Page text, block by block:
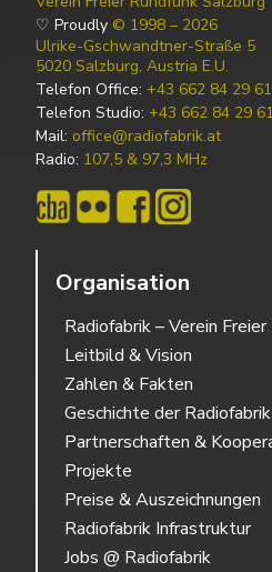
♡ Proudly © 1998 – 2026
Ulrike-Gschwandtner-Straße 5
5020 Salzburg, Austria E.U.
Telefon Office: +43 662 84 29 61
Telefon Studio: +43 662 84 29
Mail: office@radiofabrik.at
Radio: 107,5 & 97,3 MHz
Organisation
Radiofabrik – Verein
Leitbild & Vision
Zahlen & Fakten
Geschichte der Radiofabrik
Partnerschaften &
Projekte
Preise & Auszeichnungen
Radiofabrik Infrastruktur
Jobs @ Radiofabrik